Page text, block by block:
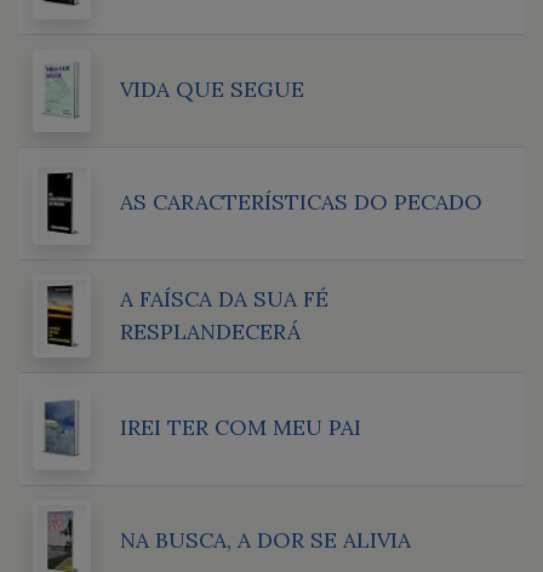
VIDA QUE SEGUE
AS CARACTERÍSTICAS DO PECADO
A FAÍSCA DA SUA FÉ
RESPLANDECERÁ
IREI TER COM MEU PAI
NA BUSCA, A DOR SE ALIVIA